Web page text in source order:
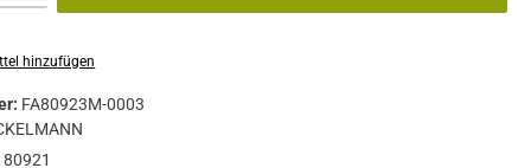
hinzufügen
FA80923M-0003
80921